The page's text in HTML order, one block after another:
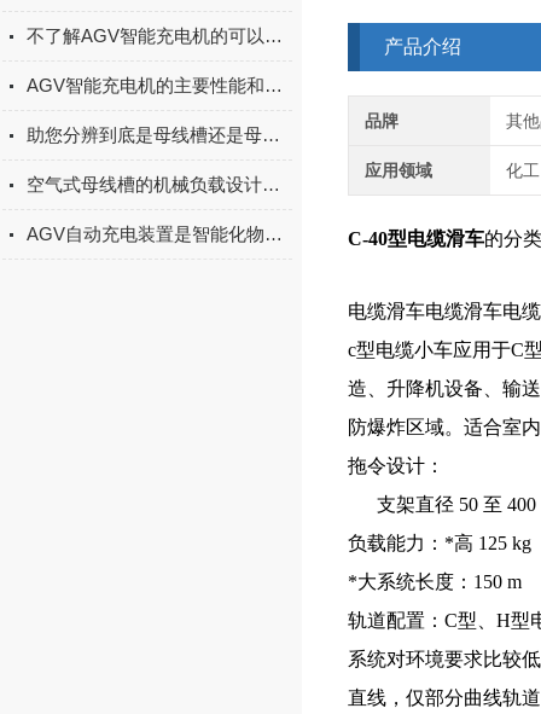
不了解AGV智能充电机的可以进来看看
AGV智能充电机的主要性能和优点简述
助您分辨到底是母线槽还是母线桥？
空气式母线槽的机械负载设计说明
AGV自动充电装置是智能化物流的必备利器
产品介绍
品牌 其
应用领域 化
C-40型电缆滑车的分
电缆滑车电缆滑车电
c型电缆小车应用于C
造、升降机设备、输
防爆炸区域。适合室
拖令设计：
支架直径 50 至 400
负载能力：*高 125 kg
*大系统长度：150 m
轨道配置：C型、H型
系统对环境要求比较
直线，仅部分曲线轨